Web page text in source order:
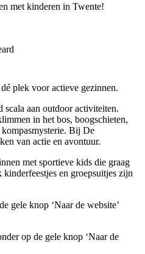
met kinderen in Twente!
plek voor actieve gezinnen.
scala aan outdoor activiteiten.
in het bos, boogschieten,
kompasmysterie. Bij De
van actie en avontuur.
met sportieve kids die graag
en groepsuitjes zijn
gele knop ‘Naar de website’
op de gele knop ‘Naar de